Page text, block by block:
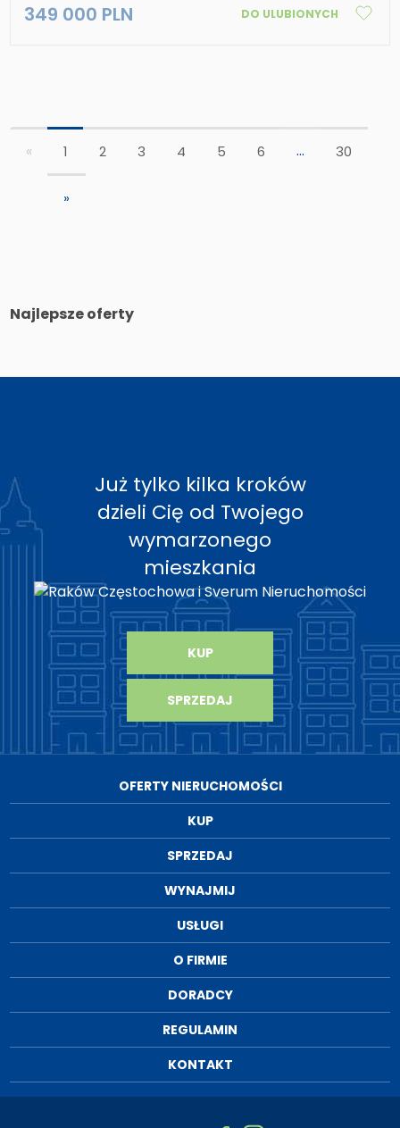
349 000 PLN DO ULUBIONYCH
« 1 2 3 4 5 6 ... 30
»
Najlepsze oferty
Już tylko kilka kroków
dzieli Cię od Twojego
wymarzonego
mieszkania
KUP
SPRZEDAJ
OFERTY NIERUCHOMOŚCI
KUP
SPRZEDAJ
WYNAJMIJ
USŁUGI
O FIRMIE
DORADCY
REGULAMIN
KONTAKT